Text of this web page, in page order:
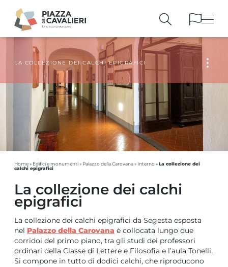
EDIFICIE MONUMENTI
LA PIAZZANEI SECOLI
PERSONAGGIE TESTIMONIANZE
PUBBLICAZIONIE STRUMENTI
PERCORSI
E PRENOTAZIONI
LA COLLEZIONE DEI CALCHI EPIGRAFICI
Home» Edifici e monumenti» Palazzo della Carovana» Interno»La collezione dei
calchi epigrafici
La collezione dei calchi
epigrafici
La collezione dei calchi epigrafici da Segesta esposta
nel Palazzo della Carovana è collocata lungo due
corridoi del primo piano, tra gli studi dei professori
ordinari della Classe di Lettere e Filosofia e l’aula Tonelli.
Si compone in tutto di dodici calchi, che riproducono